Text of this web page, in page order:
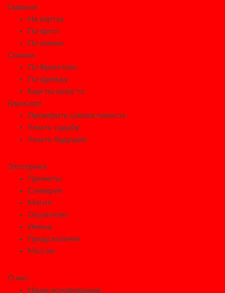
Гадания
На картах
По фото
По имени
Сонник
По Врангелю
По фрейду
Еще по кому то
Гороскоп
Проверить совместимость
Узнать судьбу
Узнать будущее
Эзотерика
Приметы
Суеверия
Магия
Окультизм
Имена
Предсказания
Мысли
О нас
Наши ясновидящие